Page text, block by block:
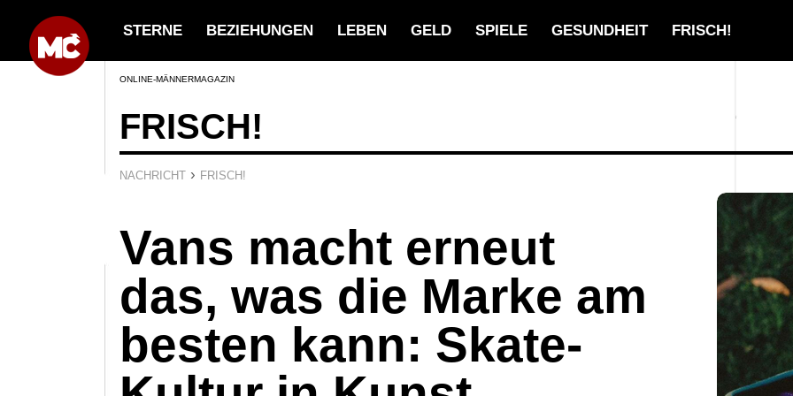
STERNE BEZIEHUNGEN LEBEN GELD SPIELE GESUNDHEIT FRISCH!
ONLINE-MÄNNERMAGAZIN
FRISCH!
NACHRICHT › FRISCH!
Vans macht erneut
das, was die Marke am
besten kann: Skate-